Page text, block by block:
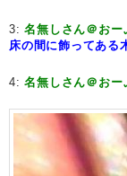
3:名無しさん＠おー
床の間に飾ってある
4:名無しさん＠おー